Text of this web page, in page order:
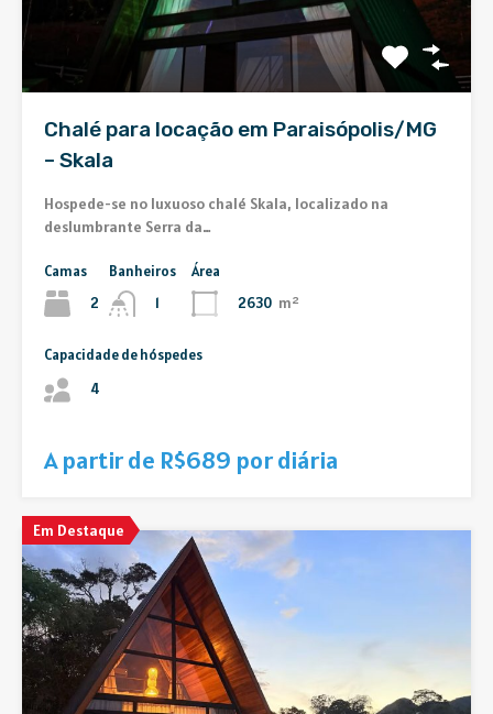
Chalé para locação em Paraisópolis/MG
– Skala
Hospede-se no luxuoso chalé Skala, localizado na
deslumbrante Serra da…
Camas
2
Banheiros
1
Área
2630 m²
Capacidade de hóspedes
4
A partir de R$689 por diária
Em Destaque